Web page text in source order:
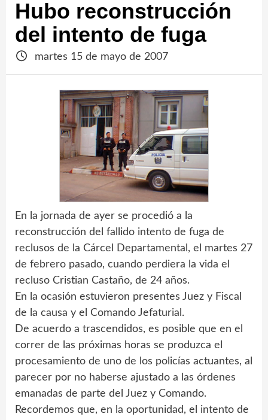
Hubo reconstrucción
del intento de fuga
martes 15 de mayo de 2007
En la jornada de ayer se procedió a la
reconstrucción del fallido intento de fuga de
reclusos de la Cárcel Departamental, el martes 27
de febrero pasado, cuando perdiera la vida el
recluso Cristian Castaño, de 24 años.
En la ocasión estuvieron presentes Juez y Fiscal
de la causa y el Comando Jefaturial.
De acuerdo a trascendidos, es posible que en el
correr de las próximas horas se produzca el
procesamiento de uno de los policías actuantes, al
parecer por no haberse ajustado a las órdenes
emanadas de parte del Juez y Comando.
Recordemos que, en la oportunidad, el intento de